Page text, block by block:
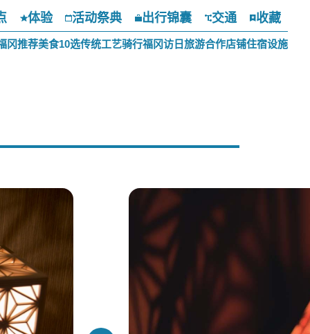
体验 活动祭典 出行锦囊 交通 收藏
冈推荐美食10选传统工艺骑行福冈访日旅游合作店铺住宿设施